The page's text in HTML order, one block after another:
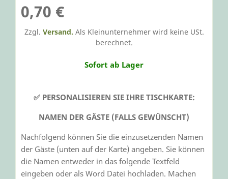
0,70 €
Zzgl. Versand. Als Kleinunternehmer wird keine USt.
berechnet.
Sofort ab Lager
✅ PERSONALISIEREN SIE IHRE TISCHKARTE:
NAMEN DER GÄSTE (FALLS GEWÜNSCHT)
Nachfolgend können Sie die einzusetzenden Namen
der Gäste (unten auf der Karte) angeben. Sie können
die Namen entweder in das folgende Textfeld
eingeben oder als Word Datei hochladen. Machen